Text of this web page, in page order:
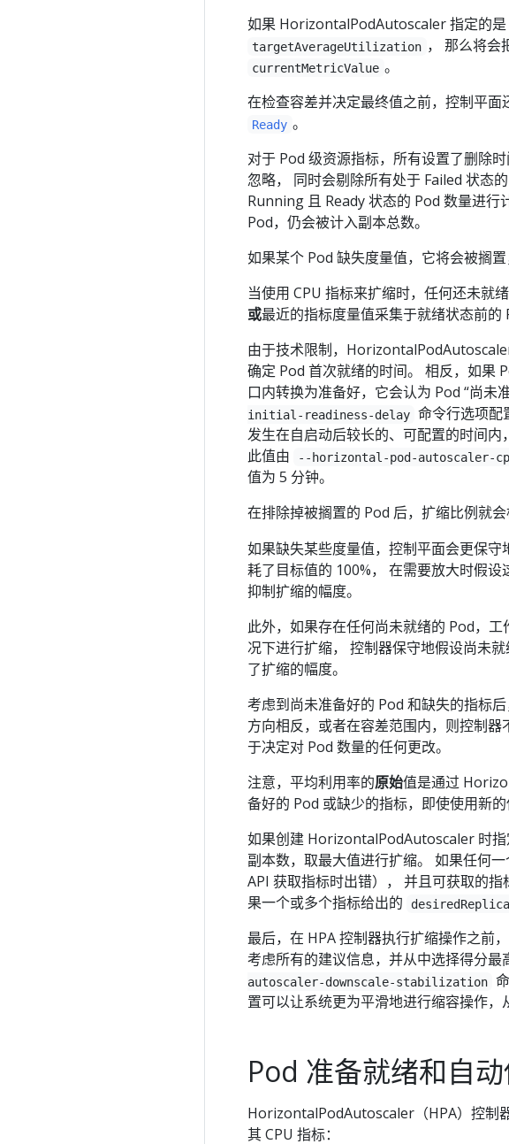
如果 HorizontalPodAutoscaler 指定的是
targetAverageUtilization ， 那么将会
currentMetricValue 。
在检查容差并决定最终值之前，控制平
Ready 。
对于 Pod 级资源指标，所有设置了删除
忽略， 同时会剔除所有处于 Failed 状态
Running 且 Ready 状态的 Pod 数量进行
Pod，仍会被计入副本总数。
如果某个 Pod 缺失度量值，它将会被搁
当使用 CPU 指标来扩缩时，任何还未就
或最近的指标度量值采集于就绪状态前的
由于技术限制，
确定 Pod 首次就绪的时间。 相反，如果
口内转换为准备好，它会认为 Pod “尚未
initial-readiness-delay 命令行选项配
发生在自启动后较长的、可配置的时间内
此值由
--horizontal-pod-
值为 5 分钟。
在排除掉被搁置的 Pod 后，扩缩比例就
如果缺失某些度量值，控制平面会更保
耗了目标值的 100%， 在需要放大时假
抑制扩缩的幅度。
此外，如果存在任何尚未就绪的 Pod，
况下进行扩缩， 控制器保守地假设尚未
了扩缩的幅度。
考虑到尚未准备好的 Pod 和缺失的指标
方向相反，或者在容差范围内，则控制
于决定对 Pod 数量的任何更改。
注意，平均利用率的原始值是通过
备好的 Pod 或缺少的指标，即使使用新的
如果创建 HorizontalPodAutoscaler 时
副本数，取最大值进行扩缩。 如果任何
API 获取指标时出错）， 并且可获取的
果一个或多个指标给出的
最后，在 HPA 控制器执行扩缩操作之前
考虑所有的建议信息，并从中选择得分最
autoscaler-downscale-stabilization
置可以让系统更为平滑地进行缩容操作，
Pod 准备就绪和自
HorizontalPodAutoscaler（HPA）控制
其 CPU 指标：